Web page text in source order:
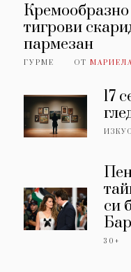
тигрови
пармезан
ГУРМЕ ОТ
17
си
30+